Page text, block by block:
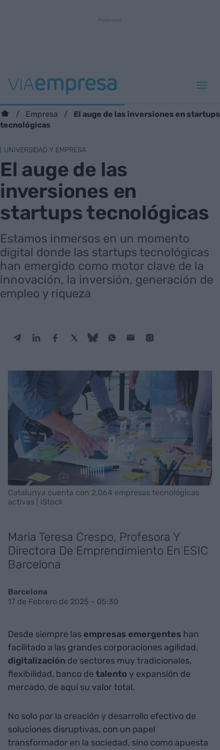
Empresa
El auge de las inversiones en startups
tecnológicas
UNIVERSIDAD Y EMPRESA
El auge de las
inversiones en
startups tecnológicas
Estamos inmersos en un momento
digital donde las startups tecnológicas
han emergido como motor clave de la
innovación, la inversión, generación de
empleo y riqueza
Catalunya cuenta con 2.064 empresas tecnológicas
activas | iStock
Maria Teresa Crespo, Profesora Y
Directora De Emprendimiento En ESIC
Barcelona
Barcelona
17 de Febrero de 2025 - 05:30
Desde siempre las empresas emergentes han
facilitado a las grandes corporaciones agilidad,
digitalización de sectores muy tradicionales,
flexibilidad, banco de talento y expansión de
mercado, de aquí su valor total.
No solo por la creación y desarrollo efectivo de
soluciones disruptivas, con un papel
transformador en la sociedad, sino como apuesta